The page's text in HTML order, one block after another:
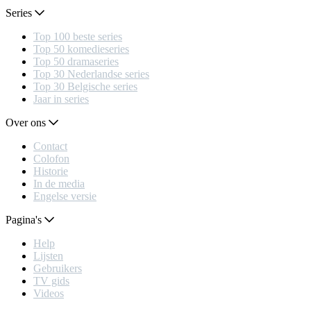
Series
Top 100 beste series
Top 50 komedieseries
Top 50 dramaseries
Top 30 Nederlandse series
Top 30 Belgische series
Jaar in series
Over ons
Contact
Colofon
Historie
In de media
Engelse versie
Pagina's
Help
Lijsten
Gebruikers
TV gids
Videos